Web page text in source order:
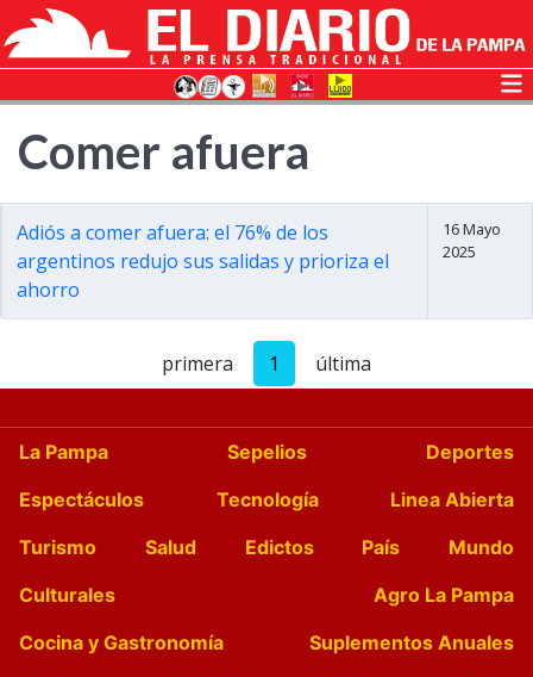
Comer afuera
Adiós a comer afuera: el 76% de los
argentinos redujo sus salidas y prioriza el
ahorro
16 Mayo
2025
primera 1 última
La Pampa Sepelios
Deportes
Espectáculos
Tecnología
Linea Abierta
Turismo
Salud Edictos País
Mundo
Culturales
Agro La Pampa
Cocina y Gastronomía
Suplementos Anuales